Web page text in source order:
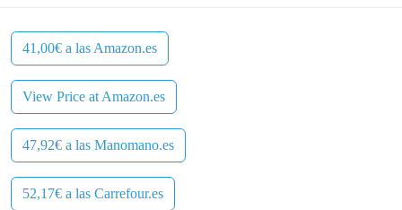
.
41,00€ a las Amazon.es
View Price at Amazon.es
47,92€ a las Manomano.es
52,17€ a las Carrefour.es